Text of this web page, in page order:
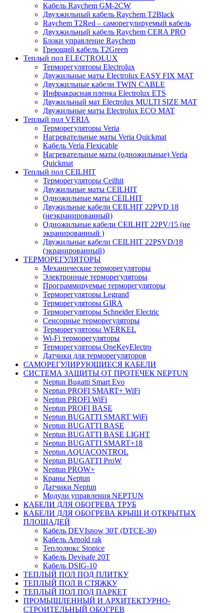
Кабель Raychem GM-2CW
Двухжильный кабель Raychem T2Black
Raychem T2Red – саморегулируемый кабель
Двухжильный кабель Raychem CERA PRO
Блоки управление Raychem
Греющий кабель T2Green
Теплый пол ELECTROLUX
Терморегуляторы Electrolux
Двужильные маты Electrolux EASY FIX MAT
Двухжильные кабели TWIN CABLE
Инфракрасная пленка Electrolux ETS
Двужильный мат Electrolux MULTI SIZE MAT
Двужильные маты Electrolux ECO MAT
Теплый пол VERIA
Терморегуляторы Veria
Нагревательные маты Veria Quickmat
Кабель Veria Flexicable
Нагревательные маты (одножильные) Veria
Quickmat
Теплый пол CEILHIT
Терморегуляторы Ceilhit
Двужильные маты CEILHIT
Одножильные маты CEILHIT
Двужильные кабели CEILHIT 22PVD 18
(неэкранированный)
Одножильные кабели CEILHIT 22PV/15 (не
экранированный )
Двужильные кабели CEILHIT 22PSVD/18
(экранированный)
ТЕРМОРЕГУЛЯТОРЫ
Механические терморегуляторы
Электронные терморегуляторы
Программируемые терморегуляторы
Терморегуляторы Legrand
Терморегуляторы GIRA
Терморегуляторы Schneider Electric
Сенсорные терморегуляторы
Терморегуляторы WERKEL
Wi-Fi терморегуляторы
Терморегуляторы OneKeyElectro
Датчики для терморегуляторов
САМОРЕГУЛИРУЮЩИЕСЯ КАБЕЛИ
СИСТЕМА ЗАЩИТЫ ОТ ПРОТЕЧЕК NEPTUN
Neptun Bugatti Smart Evo
Neptun PROFI SMART+ WiFi
Neptun PROFI WiFi
Neptun PROFI BASE
Neptun BUGATTI SMART WiFi
Neptun BUGATTI BASE
Neptun BUGATTI BASE LIGHT
Neptun BUGATTI SMART+18
Neptun AQUACONTROL
Neptun BUGATTI ProW
Neptun PROW+
Краны Neptun
Датчики Neptun
Модули управления NEPTUN
КАБЕЛИ ДЛЯ ОБОГРЕВА ТРУБ
КАБЕЛИ ДЛЯ ОБОГРЕВА КРЫШ И ОТКРЫТЫХ
ПЛОЩАДЕЙ
Кабель DEVIsnow 30Т (DTCE-30)
Кабель Arnold rak
Теплолюкс Stopice
Кабель Devisafe 20T
Кабель DSIG-10
ТЕПЛЫЙ ПОЛ ПОД ПЛИТКУ
ТЕПЛЫЙ ПОЛ В СТЯЖКУ
ТЕПЛЫЙ ПОЛ ПОД ПАРКЕТ
ПРОМЫШЛЕННЫЙ И АРХИТЕКТУРНО-
СТРОИТЕЛЬНЫЙ ОБОГРЕВ